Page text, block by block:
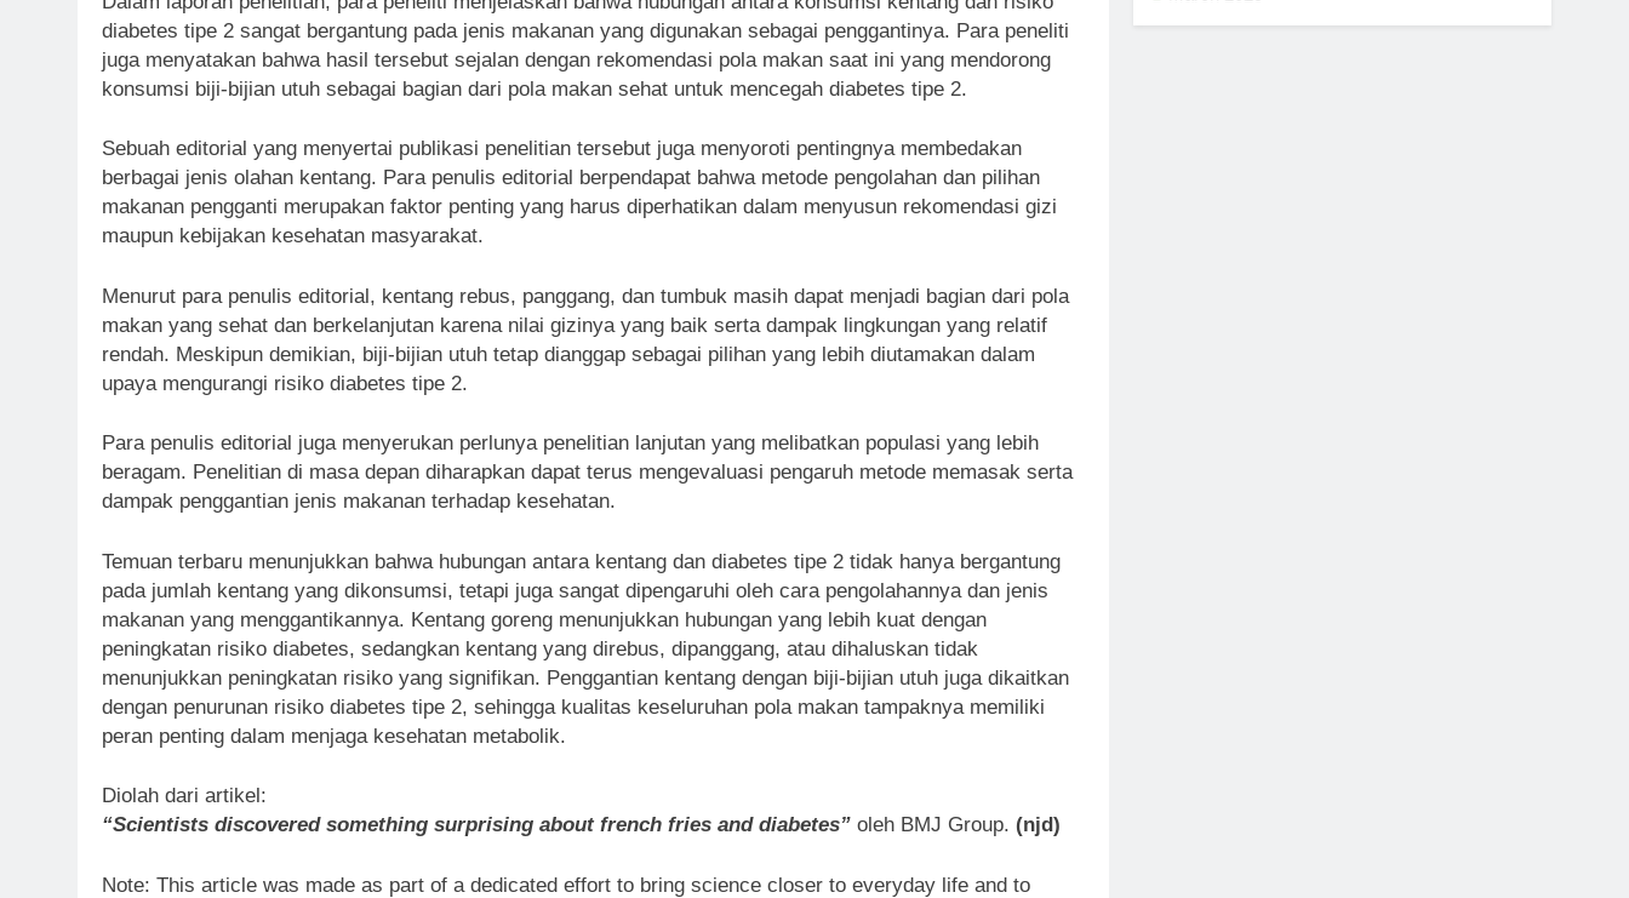
diabetes tipe 2 sangat bergantung pada jenis makanan yang digunakan sebagai penggantinya. Para peneliti
juga menyatakan bahwa hasil tersebut sejalan dengan rekomendasi pola makan saat ini yang mendorong
konsumsi biji-bijian utuh sebagai bagian dari pola makan sehat untuk mencegah diabetes tipe 2.
Sebuah editorial yang menyertai publikasi penelitian tersebut juga menyoroti pentingnya membedakan
berbagai jenis olahan kentang. Para penulis editorial berpendapat bahwa metode pengolahan dan pilihan
makanan pengganti merupakan faktor penting yang harus diperhatikan dalam menyusun rekomendasi gizi
maupun kebijakan kesehatan masyarakat.
Menurut para penulis editorial, kentang rebus, panggang, dan tumbuk masih dapat menjadi bagian dari pola
makan yang sehat dan berkelanjutan karena nilai gizinya yang baik serta dampak lingkungan yang relatif
rendah. Meskipun demikian, biji-bijian utuh tetap dianggap sebagai pilihan yang lebih diutamakan dalam
upaya mengurangi risiko diabetes tipe 2.
Para penulis editorial juga menyerukan perlunya penelitian lanjutan yang melibatkan populasi yang lebih
beragam. Penelitian di masa depan diharapkan dapat terus mengevaluasi pengaruh metode memasak serta
dampak penggantian jenis makanan terhadap kesehatan.
Temuan terbaru menunjukkan bahwa hubungan antara kentang dan diabetes tipe 2 tidak hanya bergantung
pada jumlah kentang yang dikonsumsi, tetapi juga sangat dipengaruhi oleh cara pengolahannya dan jenis
makanan yang menggantikannya. Kentang goreng menunjukkan hubungan yang lebih kuat dengan
peningkatan risiko diabetes, sedangkan kentang yang direbus, dipanggang, atau dihaluskan tidak
menunjukkan peningkatan risiko yang signifikan. Penggantian kentang dengan biji-bijian utuh juga dikaitkan
dengan penurunan risiko diabetes tipe 2, sehingga kualitas keseluruhan pola makan tampaknya memiliki
peran penting dalam menjaga kesehatan metabolik.
Diolah dari artikel:
“Scientists discovered something surprising about french fries and diabetes” oleh BMJ Group. (njd)
Note: This article was made as part of a dedicated effort to bring science closer to everyday life and to